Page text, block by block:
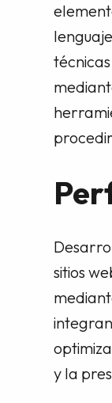
sitios
y la